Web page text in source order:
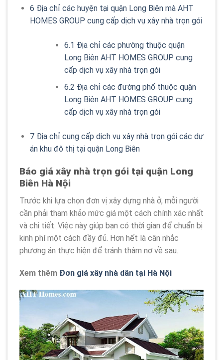
6 Địa chỉ các huyện tại quận Long Biên mà AHT
HOMES GROUP cung cấp dịch vụ xây nhà trọn gói
6.1 Địa chỉ các phường thuộc quận
Long Biên AHT HOMES GROUP cung
cấp dịch vụ xây nhà trọn gói
6.2 Địa chỉ các đường phố thuộc quận
Long Biên AHT HOMES GROUP cung
cấp dịch vụ xây nhà trọn gói
7Địa chỉ cung cấp dịch vụ xây nhà trọn gói các dự
án khu đô thị tại quận Long Biên
Báo giá xây nhà trọn gói tại quận Long
Biên Hà Nội
Trước khi lựa chọn đơn vị xây dựng nhà ở, mỗi người
cần phải tham khảo mức giá một cách chính xác nhất
và chi tiết. Việc này giúp bạn có thời gian để chuẩn bị
kinh phí một cách đầy đủ. Hơn hết là cân nhắc
phương án thực hiện để tránh thâm nợ về sau.
Xem thêm Đơn giá xây nhà dân tại Hà Nội